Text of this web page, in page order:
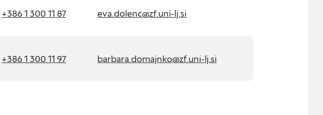
+386 1 300 11 87 eva.dolenc@zf.uni-lj.si
+386 1 300 11 97 barbara.domajnko@zf.uni-lj.si